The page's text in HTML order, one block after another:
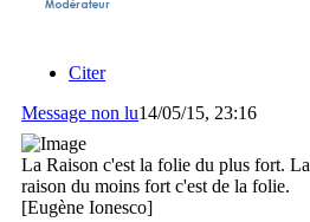
Citer
Message non lu14/05/15, 23:16
La Raison c'est la folie du plus fort. La
raison du moins fort c'est de la folie.
[Eugène Ionesco]